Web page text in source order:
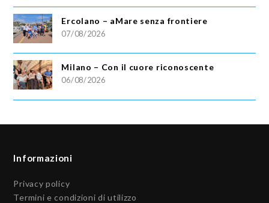
Ercolano – aMare senza frontiere
07/08/2026
Milano – Con il cuore riconoscente
06/08/2026
Informazioni
Privacy policy
Termini e condizioni di utilizzo